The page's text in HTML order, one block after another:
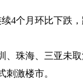
续4个月环比下跌
、珠海、三亚未
激楼市。